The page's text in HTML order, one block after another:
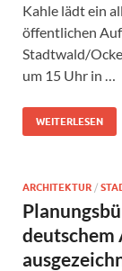
Kahle lädt ein
öffentlichen
Stadtwald/
um 15 Uhr in …
WEITERLESEN
ARCHITEKTUR /